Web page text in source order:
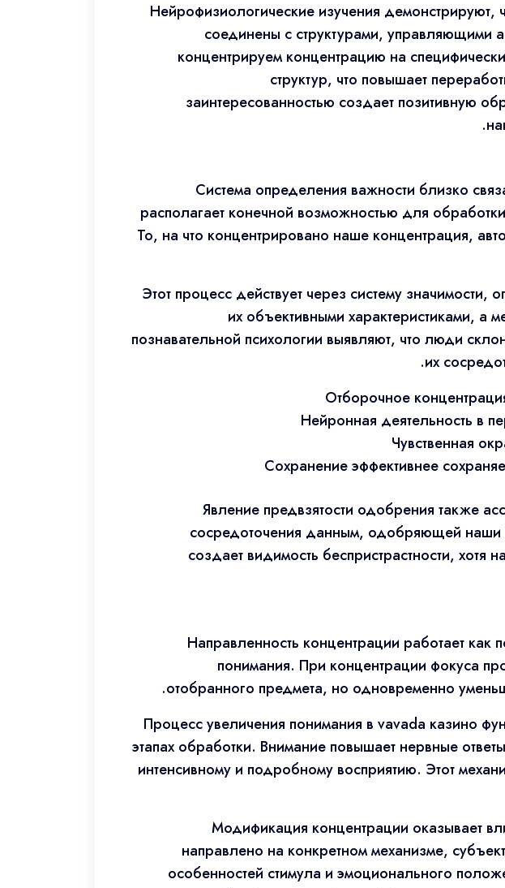
Нейрофизиологические изучения демонстрируют,
соединены с структурами, управляющими
концентрируем концентрацию на
структур, что повышает
заинтересованностью создает позитивную
Система определения важности близко
располагает конечной возможностью для
То, на что концентрировано наше концентрация,
Этот процесс действует через систему
их объективными характеристиками, а
познавательной психологии выявляют, что люди
их
Отборочное
Нейронная деятельность в
Чувственная
Сохранение эффективнее
Явление предвзятости одобрения также
сосредоточения данным, одобряющей наши
создает видимость беспристрастности,
Направленность концентрации работает
понимания. При концентрации фокуса
отобранного предмета, но одновременно
Процесс увеличения понимания в vavada казино
этапах обработки. Внимание повышает нервные
интенсивному и подробному восприятию. Этот
Модификация концентрации оказывает
направлено на конкретном механизме,
особенностей стимула и эмоционального